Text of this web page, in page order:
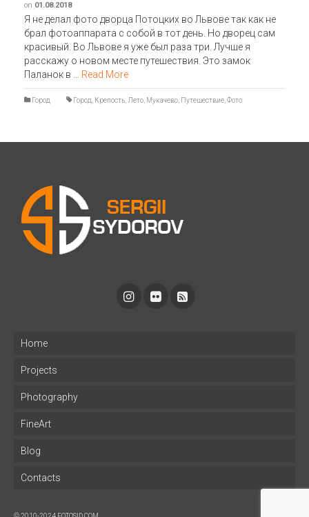
on 01.08.2018
Я не делал фото дворца Потоцких во Львове так как не
брал фотоаппарата с собой в тот день. Но дворец сам
красивый. Во Львове я уже был раза три. Лучше я
расскажу о новом месте путешествия. Это замок
Паланок в … Read More
Город Город Крепость Лето Мукачево Путешествие Фото
Home
Projects
Photography
FineArt
Blog
Contacts